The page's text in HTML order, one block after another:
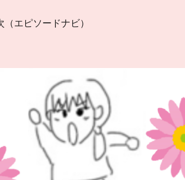
（エピソードナビ）